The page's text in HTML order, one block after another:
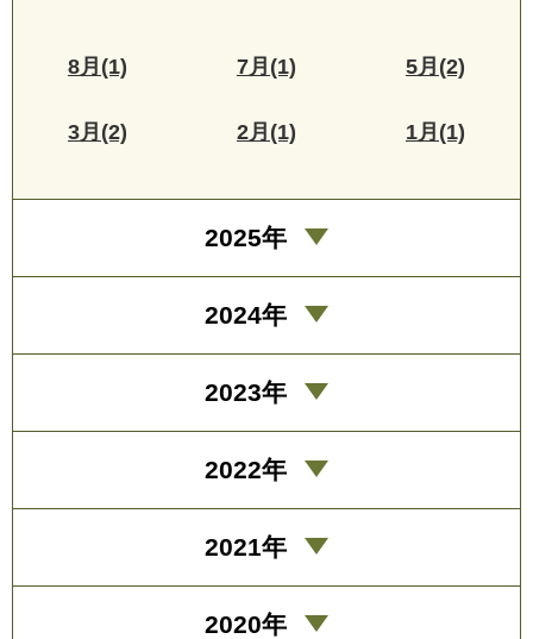
8月(1) 7月(1) 5月(2)
3月(2) 2月(1) 1月(1)
2025年
2024年
2023年
2022年
2021年
2020年